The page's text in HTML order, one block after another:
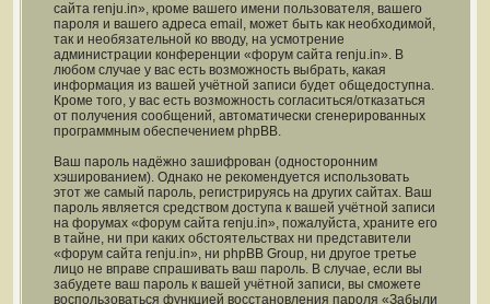
сайта renju.in», кроме вашего имени пользователя, вашего
пароля и вашего адреса email, может быть как необходимой,
так и необязательной ко вводу, на усмотрение
администрации конференции «форум сайта renju.in». В
любом случае у вас есть возможность выбрать, какая
информация из вашей учётной записи будет общедоступна.
Кроме того, у вас есть возможность согласиться/отказаться
от получения сообщений, автоматически сгенерированных
программным обеспечением phpBB.
Ваш пароль надёжно зашифрован (односторонним
хэшированием). Однако не рекомендуется использовать
этот же самый пароль, регистрируясь на других сайтах. Ваш
пароль является средством доступа к вашей учётной записи
на форумах «форум сайта renju.in», пожалуйста, храните его
в тайне, ни при каких обстоятельствах ни представители
«форум сайта renju.in», ни phpBB Group, ни другое третье
лицо не вправе спрашивать ваш пароль. В случае, если вы
забудете ваш пароль к вашей учётной записи, вы сможете
воспользоваться функцией восстановления пароля «Забыли